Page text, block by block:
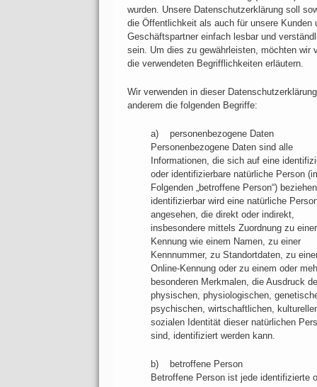
wurden. Unsere Datenschutzerklärung soll
die Öffentlichkeit als auch für unsere Kunden
Geschäftspartner einfach lesbar und
sein. Um dies zu gewährleisten, möchten wir
die verwendeten Begrifflichkeiten erläutern.
Wir verwenden in dieser
anderem die folgenden Begriffe:
a) personenbezogene Daten
Personenbezogene Daten sind alle
Informationen, die sich auf eine
oder identifizierbare natürliche Person
Folgenden „betroffene Person“)
identifizierbar wird eine natürliche
angesehen, die direkt oder indirekt,
insbesondere mittels Zuordnung zu einer
Kennung wie einem Namen, zu einer
Kennnummer, zu Standortdaten, zu
Online-Kennung oder zu einem oder
besonderen Merkmalen, die Ausdruck
physischen, physiologischen,
psychischen, wirtschaftlichen,
sozialen Identität dieser natürlichen
sind, identifiziert werden kann.
b) betroffene Person
Betroffene Person ist jede identifizierte